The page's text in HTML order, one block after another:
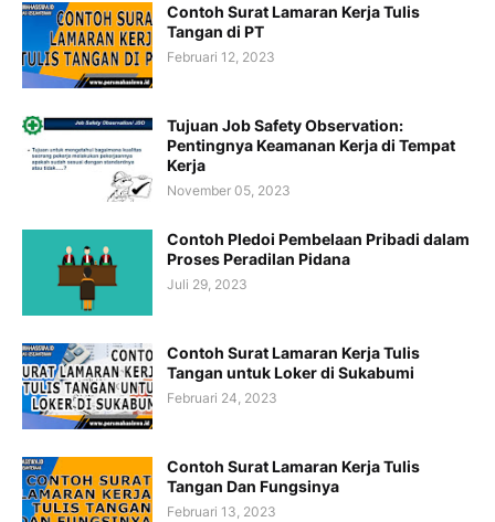
Contoh Surat Lamaran Kerja Tulis
Tangan di PT
Februari 12, 2023
Tujuan Job Safety Observation:
Pentingnya Keamanan Kerja di Tempat
Kerja
November 05, 2023
Contoh Pledoi Pembelaan Pribadi dalam
Proses Peradilan Pidana
Juli 29, 2023
Contoh Surat Lamaran Kerja Tulis
Tangan untuk Loker di Sukabumi
Februari 24, 2023
Contoh Surat Lamaran Kerja Tulis
Tangan Dan Fungsinya
Februari 13, 2023